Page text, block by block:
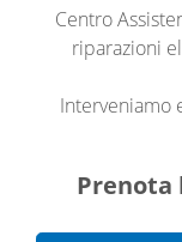
Centro
riparazioni
Interveniamo
Prenota